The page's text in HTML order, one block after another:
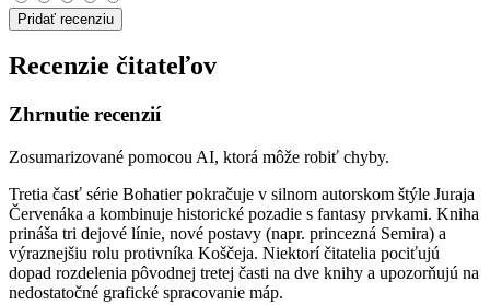
Pridať recenziu
Recenzie čitateľov
Zhrnutie recenzií
Zosumarizované pomocou AI, ktorá môže robiť chyby.
Tretia časť série Bohatier pokračuje v silnom autorskom štýle Juraja
Červenáka a kombinuje historické pozadie s fantasy prvkami. Kniha
prináša tri dejové línie, nové postavy (napr. princezná Semira) a
výraznejšiu rolu protivníka Koščeja. Niektorí čitatelia pociťujú
dopad rozdelenia pôvodnej tretej časti na dve knihy a upozorňujú na
nedostatočné grafické spracovanie máp.